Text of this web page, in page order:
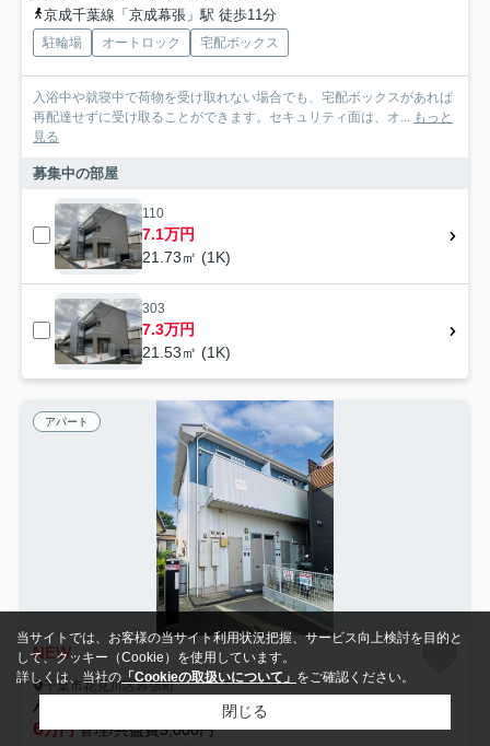
京成千葉線「京成幕張」駅 徒歩11分
駐輪場 オートロック 宅配ボックス
入浴中や就寝中で荷物を受け取れない場合でも、宅配ボックスがあれば
再配達せずに受け取ることができます。セキュリティ面は、オ...
もっと
見る
募集中の部屋
110
7.1万円
21.73㎡ (1K)
303
7.3万円
21.53㎡ (1K)
アパート
NEW
千葉市花見川区幕張町
ハーモニックプレイス
6万円管理/共益費3,000円
当サイトでは、お客様の当サイト利用状況把握、サービス向上検討を目的と
して、クッキー（Cookie）を使用しています。
詳しくは、当社の「Cookieの取扱いについて」 をご確認ください。
閉じる